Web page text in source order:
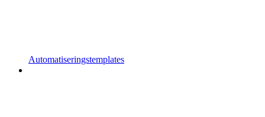
Automatiseringstemplates